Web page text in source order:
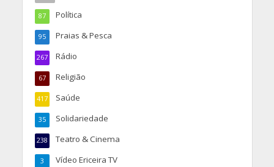
Política
87
Praias & Pesca
95
Rádio
267
Religião
67
Saúde
417
Solidariedade
35
Teatro & Cinema
238
Vídeo Ericeira TV
3